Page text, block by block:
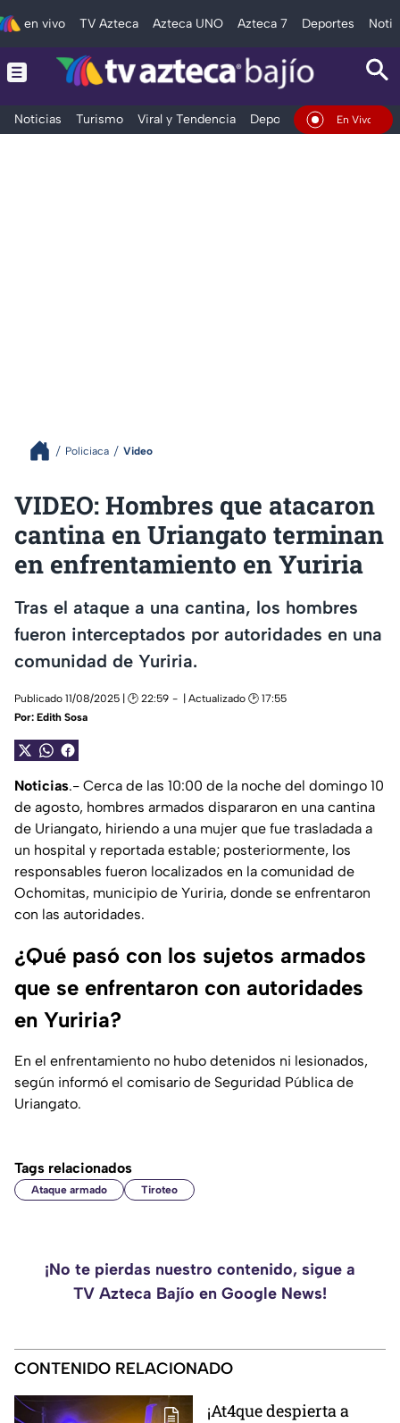
en vivo TV Azteca Azteca UNO Azteca 7 Deportes
Noticias Turismo Viral y Tendencia Deportes Espectáculos
En Vivo
Policiaca Video
VIDEO: Hombres que atacaron
cantina en Uriangato terminan
en enfrentamiento en Yuriria
Tras el ataque a una cantina, los hombres
fueron interceptados por autoridades en una
comunidad de Yuriria.
Publicado 11/08/2025 | 🕑 22:59
| Actualizado 🕑 17:55
Por: Edith Sosa
Noticias.- Cerca de las 10:00 de la noche del domingo 10
de agosto, hombres armados dispararon en una cantina
de Uriangato, hiriendo a una mujer que fue trasladada a
un hospital y reportada estable; posteriormente, los
responsables fueron localizados en la comunidad de
Ochomitas, municipio de Yuriria, donde se enfrentaron
con las autoridades.
¿Qué pasó con los sujetos armados
que se enfrentaron con autoridades
en Yuriria?
En el enfrentamiento no hubo detenidos ni lesionados,
según informó el comisario de Seguridad Pública de
Uriangato.
Tags relacionados
Ataque armado Tiroteo
¡No te pierdas nuestro contenido, sigue a
TV Azteca Bajío en Google News!
CONTENIDO RELACIONADO
¡At4que despierta a